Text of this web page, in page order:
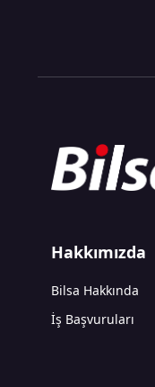
Hakkımızda
Bilsa Hakkında
İş Başvuruları